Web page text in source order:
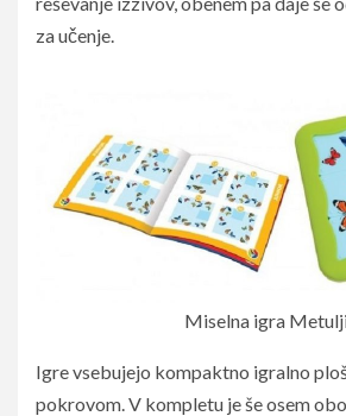
za učenje.
Miselna igra
Igre vsebujejo kompaktno igralno
pokrovom. V kompletu je še osem